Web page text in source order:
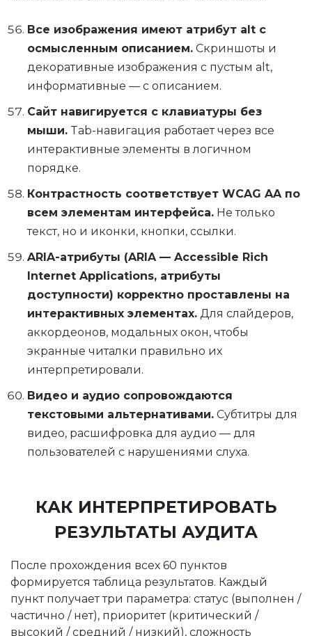
Все изображения имеют атрибут alt с
осмысленным описанием. Скриншоты и
декоративные изображения с пустым alt,
информативные — с описанием.
Сайт навигируется с клавиатуры без
мыши. Tab-навигация работает через все
интерактивные элементы в логичном
порядке.
Контрастность соответствует WCAG AA по
всем элементам интерфейса. Не только
текст, но и иконки, кнопки, ссылки.
ARIA-атрибуты (ARIA — Accessible Rich
Internet Applications, атрибуты
доступности) корректно проставлены на
интерактивных элементах. Для слайдеров,
аккордеонов, модальных окон, чтобы
экранные читалки правильно их
интерпретировали.
Видео и аудио сопровождаются
текстовыми альтернативами. Субтитры для
видео, расшифровка для аудио — для
пользователей с нарушениями слуха.
КАК ИНТЕРПРЕТИРОВАТЬ
РЕЗУЛЬТАТЫ АУДИТА
После прохождения всех 60 пунктов
формируется таблица результатов. Каждый
пункт получает три параметра: статус (выполнен /
частично / нет), приоритет (критический /
высокий / средний / низкий), сложность